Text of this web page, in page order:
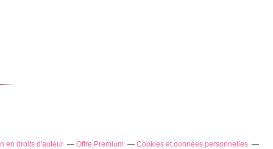
en droits d'auteur Offre Premium
Cookies et données personnelles